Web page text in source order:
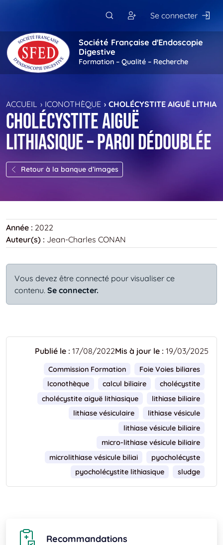
Se connecter
Société Française d'Endoscopie
Digestive
Formation – Qualité – Recherche
ACCUEIL ICONOTHÈQUE CHOLÉCYSTITE AIGUË
Cholécystite aiguë
lithiasique – Paroi dédoublée
Retour à la banque d’images
Année : 2022
Auteur(s) : Jean-Charles CONAN
Vous devez être connecté pour visualiser ce
contenu. Se connecter.
Publié le : 17/08/2022Mis à jour le : 19/03/2025
Commission Formation
Foie Voies biliares
Iconothèque
calcul biliaire
cholécystite
cholécystite aiguë lithiasique
lithiase biliaire
lithiase vésiculaire
lithiase vésicule
lithiase vésicule biliaire
micro-lithiase vésicule biliaire
microlithiase vésicule biliai
pyocholécyste
pyocholécystite lithiasique
sludge
Recommandations